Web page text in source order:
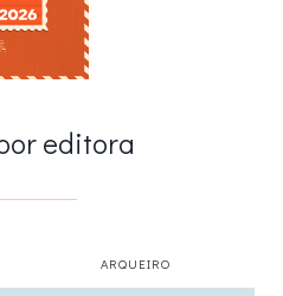
editora
ARQUEIRO